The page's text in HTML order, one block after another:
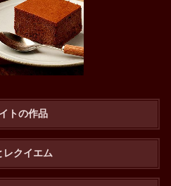
トの作品
レクイエム